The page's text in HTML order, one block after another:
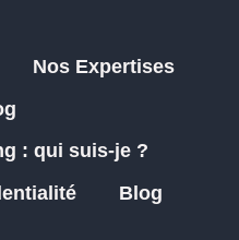
Nos Expertises
: qui suis-je ?
Blog